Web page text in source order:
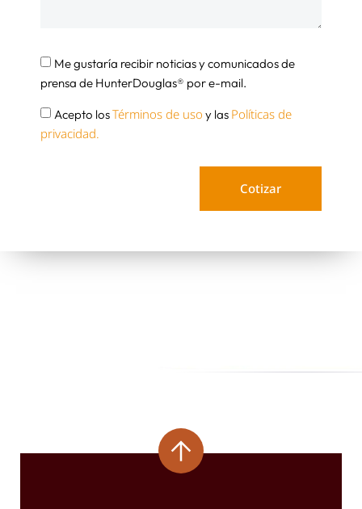
Me gustaría recibir noticias y comunicados de
prensa de HunterDouglas® por e-mail.
Acepto losTérminos de uso y las Políticas de
privacidad.
Cotizar